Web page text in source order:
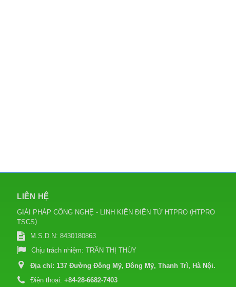
LIÊN HỆ
GIẢI PHÁP CÔNG NGHỆ - LINH KIỆN ĐIỆN TỬ HTPRO (HTPRO
TSCS)
M.S.D.N: 8430180863
Chịu trách nhiệm: TRẦN THỊ THỦY
Địa chỉ: 137 Đường Đông Mỹ, Đông Mỹ, Thanh Trì, Hà Nội.
Điện thoại: +84-28-6682-7403